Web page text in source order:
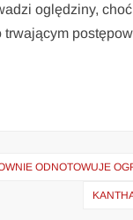
oględziny,
trwającym
ODNOTOWUJE